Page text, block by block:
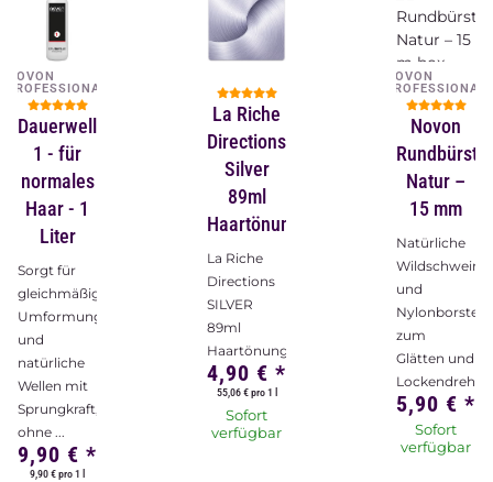
NOVON
PROFESSIONAL
Dauerwelle
1 - für
normales
Haar - 1
Liter
Sorgt für
gleichmäßige
Umformung
und
natürliche
Wellen mit
Sprungkraft,
ohne ...
9,90 € *
9,90 € pro 1 l
La Riche
Directions
Silver
89ml
Haartönung
La Riche
Directions
SILVER
89ml
Haartönung
4,90 € *
55,06 € pro 1 l
Sofort
verfügbar
NOVON
PROFESSIONAL
Novon
Rundbürste
Natur –
15 mm
Natürliche
Wildschwein-
und
Nylonborsten
zum
Glätten und
5,90 € *
Sofort
verfügbar